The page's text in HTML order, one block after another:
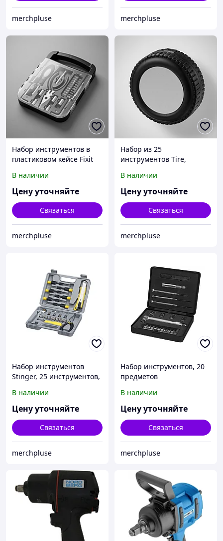
merchpluse merchpluse
Набор инструментов в
пластиковом кейсе Fixit
В наличии
Цену уточняйте
Связаться
merchpluse
Набор из 25
инструментов Tire,
В наличии
Цену уточняйте
Связаться
merchpluse
Набор инструментов
Stinger, 25 инструментов,
230x180x50 мм, серый
В наличии
Цену уточняйте
Связаться
merchpluse
Набор инструментов, 20
предметов
В наличии
Цену уточняйте
Связаться
merchpluse